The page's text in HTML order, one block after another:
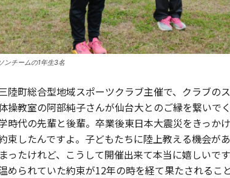
ンチームの1年生3名
陸町総合型地域スポーツクラブ主催で、クラブの
操教室の阿部純子さんが仙台大とのご縁を繋いで
時代の先輩と後輩。卒業後東日本大震災をきっか
束したんですよ。子どもたちに陸上教える機会が
ったけれど、こうして開催出来て本当に嬉しいで
められていた約束が12年の時を経て果たされるこ